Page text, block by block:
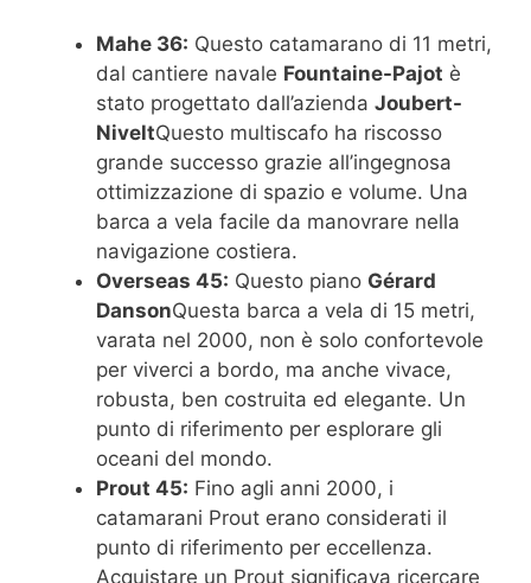
Mahe 36: Questo catamarano di 11 metri,
dal cantiere navale Fountaine-Pajot è
stato progettato dall’azienda Joubert-
NiveltQuesto multiscafo ha riscosso
grande successo grazie all’ingegnosa
ottimizzazione di spazio e volume. Una
barca a vela facile da manovrare nella
navigazione costiera.
Overseas 45: Questo piano Gérard
DansonQuesta barca a vela di 15 metri,
varata nel 2000, non è solo confortevole
per viverci a bordo, ma anche vivace,
robusta, ben costruita ed elegante. Un
punto di riferimento per esplorare gli
oceani del mondo.
Prout 45: Fino agli anni 2000, i
catamarani Prout erano considerati il ​​
punto di riferimento per eccellenza.
Acquistare un Prout significava ricercare